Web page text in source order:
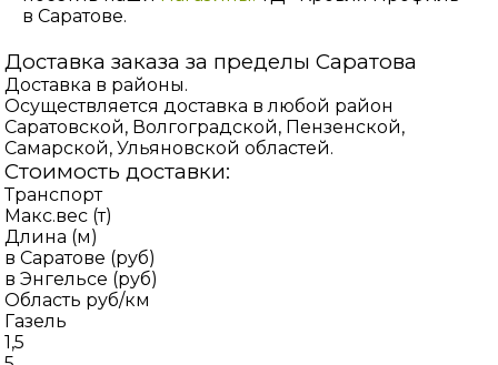
в Саратове.
Доставка заказа за пределы Саратова
Доставка в районы.
Осуществляется доставка в любой район
Саратовской, Волгоградской, Пензенской,
Самарской, Ульяновской областей.
Стоимость доставки:
Транспорт
Макс.вес (т)
Длина (м)
в Саратове (руб)
в Энгельсе (руб)
Область руб/км
Газель
1,5